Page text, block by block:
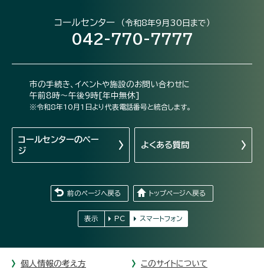
コールセンター （令和8年9月30日まで）
042-770-7777
市の手続き、イベントや施設のお問い合わせに
午前8時～午後9時[年中無休]
※令和8年10月1日より代表電話番号と統合します。
コールセンターのペー
ジ
よくある質問
前のページへ戻る トップページへ戻る
表示 PC スマートフォン
個人情報の考え方 このサイトについて